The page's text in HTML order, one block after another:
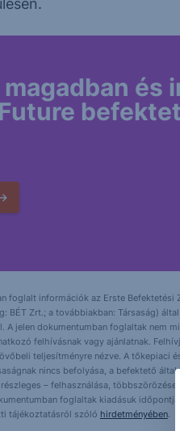
és
foglalt információk az Erste
BÉT Zrt.; a továbbiakban: Társaság)
A jelen dokumentumban foglaltak nem
felhívásnak vagy ajánlatnak.
teljesítményre nézve. A tőkepiaci
nincs befolyása, a befektető
– felhasználása,
foglaltak kiadásuk
tájékoztatásról szóló hirdetményében.